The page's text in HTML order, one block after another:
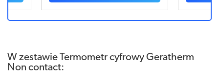
W zestawie Termometr cyfrowy Geratherm
Non contact: